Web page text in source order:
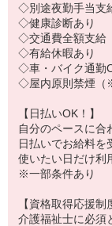
◇別途夜勤手当支
◇健康診断あり
◇交通費全額支給
◇有給休暇あり
◇車・バイク通勤
◇屋内原則禁煙（
【日払いOK！】
自分のペースに合
日払いでお給料を
使いたい日だけ利
※一部条件あり
【資格取得応援制
介護福祉士に必須